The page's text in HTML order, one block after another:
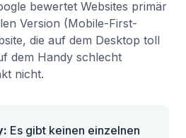
bewertet Websites primär
Version (Mobile-First-
die auf dem Desktop toll
dem Handy schlecht
nicht.
Es gibt keinen einzelnen